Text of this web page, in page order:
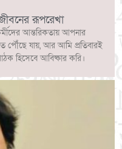
রূপরেখা
আন্তরিকতায় আপনার
পৌঁছে যায়, আর আমি প্রতিবারই
হিসেবে আবিষ্কার করি।